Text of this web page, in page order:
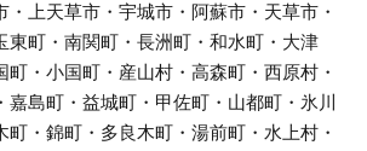
・上天草市・宇城市・阿蘇市・天草市・
東町・南関町・長洲町・和水町・大津
町・小国町・産山村・高森町・西原村・
嘉島町・益城町・甲佐町・山都町・氷川
町・錦町・多良木町・湯前町・水上村・